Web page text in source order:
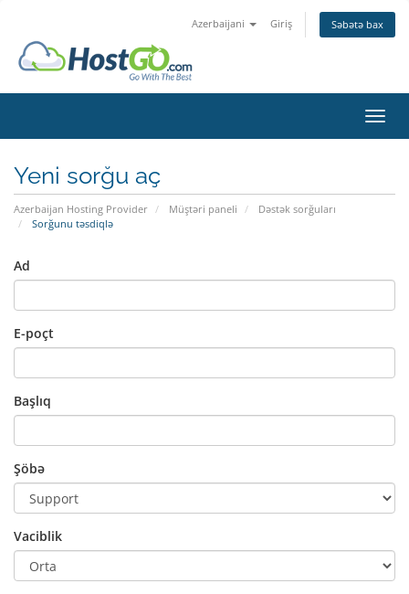
Azerbaijani Giriş Səbətə bax
Yeni sorğu aç
Azerbaijan Hosting Provider Müştəri paneli
Dəstək sorğuları
Sorğunu təsdiqlə
Ad
E-poçt
Başlıq
Şöbə
Vaciblik